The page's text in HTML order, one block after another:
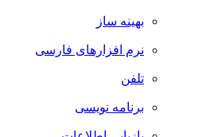
بهینه ساز
نرم افزارهای فارسی
تلفن
برنامه نویسی